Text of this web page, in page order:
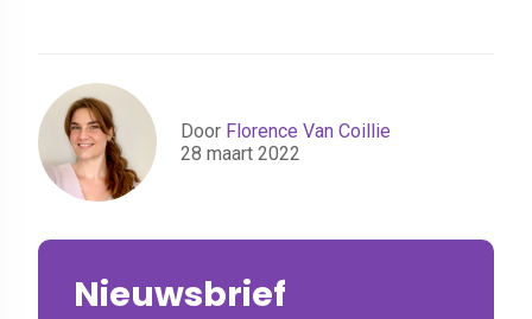
Door Florence Van Coillie
28 maart 2022
Nieuwsbrief